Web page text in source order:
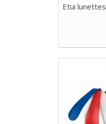
Etui lunettes